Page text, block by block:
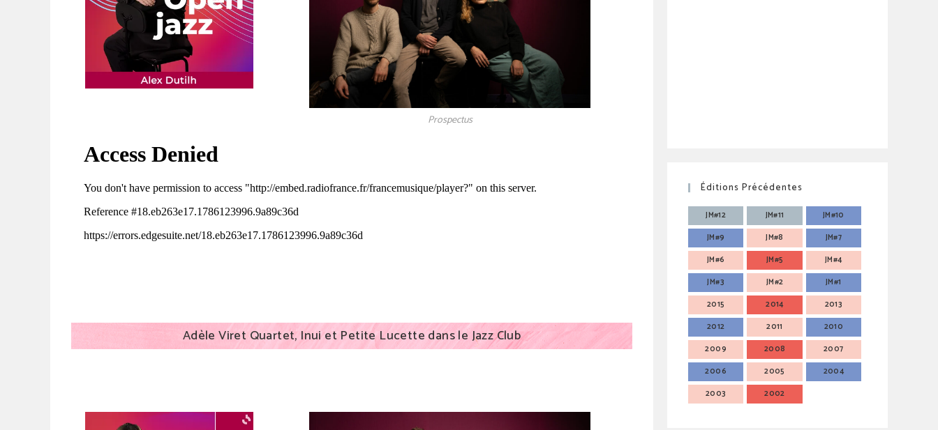
Prospectus
Adèle Viret Quartet, Inui et Petite Lucette dans le Jazz Club
Éditions Précédentes
JM#12 JM#11
JM#10
JM#9
JM#8
JM#7
JM#6
JM#5
JM#4
JM#3
JM#2
JM#1
2015
2014
2013
2012
2011
2010
2009
2008
2007
2006
2005
2004
2003
2002